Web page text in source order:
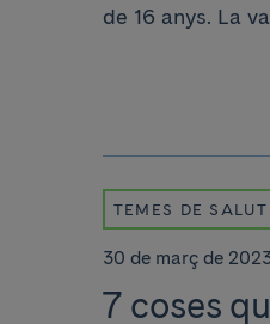
de 16 anys. La
TEMES DE SALUT
30 de març de
7 coses